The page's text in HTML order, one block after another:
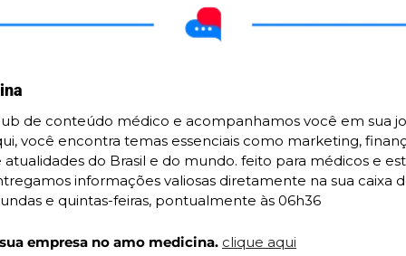
de conteúdo médico e acompanhamos você em sua
você encontra temas essenciais como marketing,
do Brasil e do mundo. feito para médicos e
informações valiosas diretamente na sua caixa
e quintas-feiras, pontualmente às 06h36
empresa no amo medicina. clique aqui